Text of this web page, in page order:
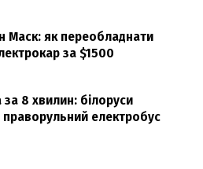
Маск: як переобладнати
за $1500
за 8 хвилин: білоруси
електробус